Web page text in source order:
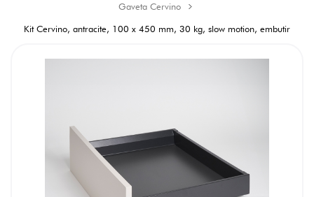
Gaveta Cervino
Kit Cervino, antracite, 100 x 450 mm, 30 kg, slow motion, embutir